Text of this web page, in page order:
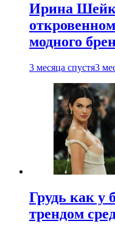
Ирина Шейк
модного
3 месяца спустя3
Грудь как у
трендом